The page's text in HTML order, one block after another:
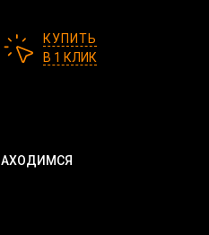
КУПИТЬ
В 1 КЛИК